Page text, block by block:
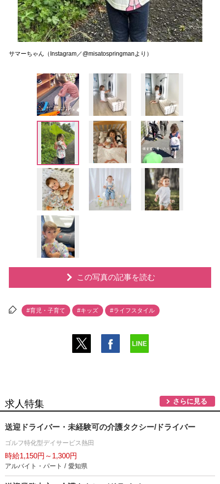
サマーちゃん（Instagram／@misatospringmanより）
この写真の記事を読む
#育児・子育て #キッズ #ライフスタイル
求人特集 さらに見る
送迎ドライバー・未経験可の介護タクシー/ドライバー
ゴルフ特化型デイサービス熱田
時給1,150円～1,300円
アルバイト・パート / 愛知県